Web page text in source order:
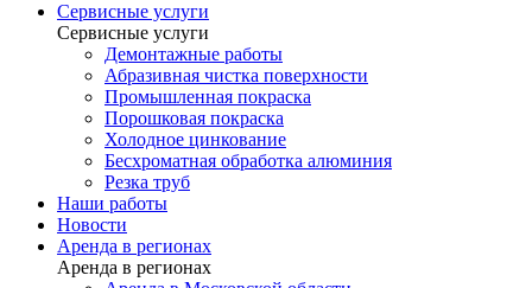
Сервисные услуги
Сервисные услуги
Демонтажные работы
Абразивная чистка поверхности
Промышленная покраска
Порошковая покраска
Холодное цинкование
Бесхроматная обработка алюминия
Резка труб
Наши работы
Новости
Аренда в регионах
Аренда в регионах